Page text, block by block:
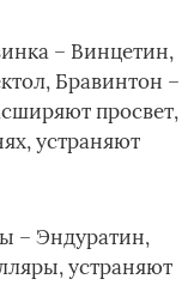
– Винцетин,
Бравинтон –
просвет,
устраняют
– Эндуратин,
устраняют